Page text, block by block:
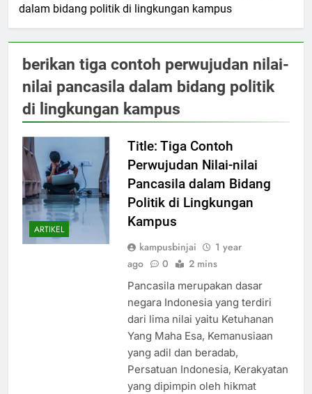
dalam bidang politik di lingkungan kampus
berikan tiga contoh perwujudan nilai-
nilai pancasila dalam bidang politik
di lingkungan kampus
ARTIKEL
Title: Tiga Contoh
Perwujudan Nilai-nilai
Pancasila dalam Bidang
Politik di Lingkungan
Kampus
kampusbinjai
1 year
ago
0 2 mins
Pancasila merupakan dasar
negara Indonesia yang terdiri
dari lima nilai yaitu Ketuhanan
Yang Maha Esa, Kemanusiaan
yang adil dan beradab,
Persatuan Indonesia, Kerakyatan
yang dipimpin oleh hikmat